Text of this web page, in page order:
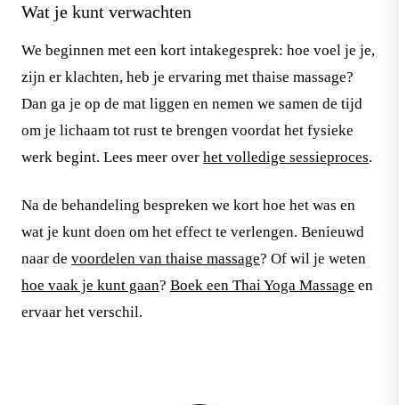
Wat je kunt verwachten
We beginnen met een kort intakegesprek: hoe voel je je,
zijn er klachten, heb je ervaring met thaise massage?
Dan ga je op de mat liggen en nemen we samen de tijd
om je lichaam tot rust te brengen voordat het fysieke
werk begint. Lees meer over het volledige sessieproces.
Na de behandeling bespreken we kort hoe het was en
wat je kunt doen om het effect te verlengen. Benieuwd
naar de voordelen van thaise massage? Of wil je weten
hoe vaak je kunt gaan? Boek een Thai Yoga Massage en
ervaar het verschil.